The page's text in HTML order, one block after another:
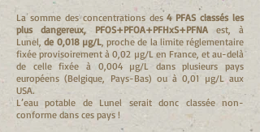
La somme des concentrations des4 PFAS classés les
plus dangereux, PFOS+PFOA+PFHxS+PFNAest, à
Lunel,de 0,018 µg/L, proche de la limite réglementaire
fixée provisoirement à 0,02 µg/L en France, et au-delà
de celle fixée à 0,004 µg/L dans plusieurs pays
européens (Belgique, Pays-Bas) ou à 0,01 µg/L aux
USA.
L’eau potable de Lunel serait donc classée non-
conforme dans ces pays !